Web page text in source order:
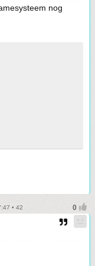
nog
• 42